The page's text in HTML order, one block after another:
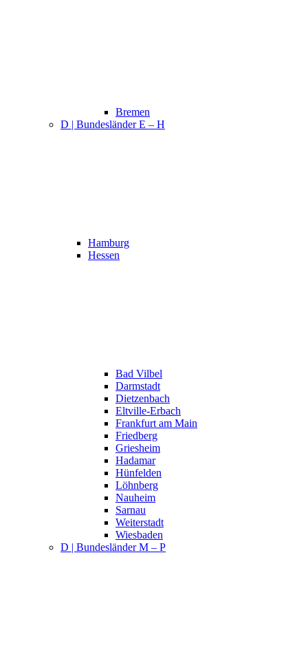
Bremen
D | Bundesländer E – H
Hamburg
Hessen
Bad Vilbel
Darmstadt
Dietzenbach
Eltville-Erbach
Frankfurt am Main
Friedberg
Griesheim
Hadamar
Hünfelden
Löhnberg
Nauheim
Sarnau
Weiterstadt
Wiesbaden
D | Bundesländer M – P